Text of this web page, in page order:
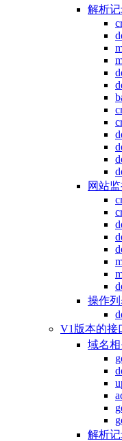
解析
网站
操作
V1版本的接
域名
解析